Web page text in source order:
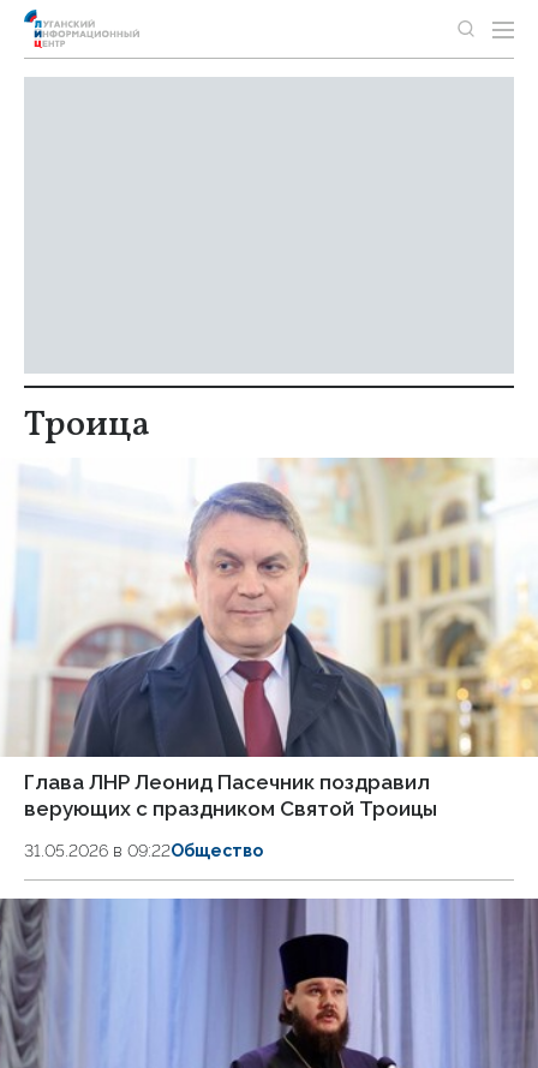
Троица
Глава ЛНР Леонид Пасечник поздравил
верующих с праздником Святой Троицы
31.05.2026 в 09:22Общество